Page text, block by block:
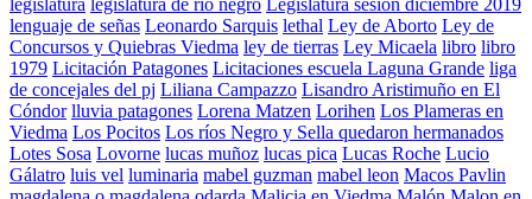
legislatura legislatura de rio negro Legislatura sesion diciembre 2019
lenguaje de señas Leonardo Sarquis lethal Ley de Aborto Ley de
Concursos y Quiebras Viedma ley de tierras Ley Micaela libro libro
1979 Licitación Patagones Licitaciones escuela Laguna Grande liga
de concejales del pj Liliana Campazzo Lisandro Aristimuño en El
Cóndor lluvia patagones Lorena Matzen Lorihen Los Plameras en
Viedma Los Pocitos Los ríos Negro y Sella quedaron hermanados
Lotes Sosa Lovorne lucas muñoz lucas pica Lucas Roche Lucio
Gálatro luis vel luminaria mabel guzman mabel leon Macos Pavlin